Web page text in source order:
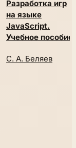
Разработка игр
на языке
JavaScript.
Учебное пособие
С. А. Беляев